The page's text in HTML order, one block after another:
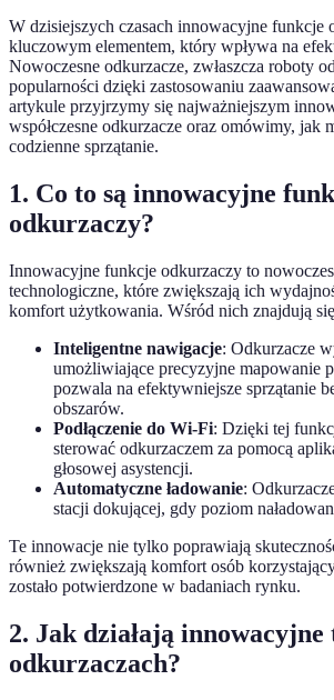
W dzisiejszych czasach innowacyjne funkcje
kluczowym elementem, który wpływa na
Nowoczesne odkurzacze, zwłaszcza roboty
popularności dzięki zastosowaniu
artykule przyjrzymy się najważniejszym
współczesne odkurzacze oraz omówimy, jak
codzienne sprzątanie.
1. Co to są innowacyjne
odkurzaczy?
Innowacyjne funkcje odkurzaczy to
technologiczne, które zwiększają ich
komfort użytkowania. Wśród nich znajdują
Inteligentne nawigacje: Odkurzacze
umożliwiające precyzyjne mapowanie
pozwala na efektywniejsze sprzątanie
obszarów.
Podłączenie do Wi-Fi: Dzięki tej
sterować odkurzaczem za pomocą
głosowej asystencji.
Automatyczne ładowanie:
stacji dokującej, gdy poziom
Te innowacje nie tylko poprawiają
również zwiększają komfort osób
zostało potwierdzone w badaniach rynku.
2. Jak działają innowacyjne
odkurzaczach?